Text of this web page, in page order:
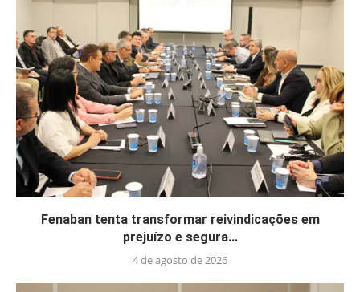
Fenaban tenta transformar reivindicações em
prejuízo e segura...
4 de agosto de 2026